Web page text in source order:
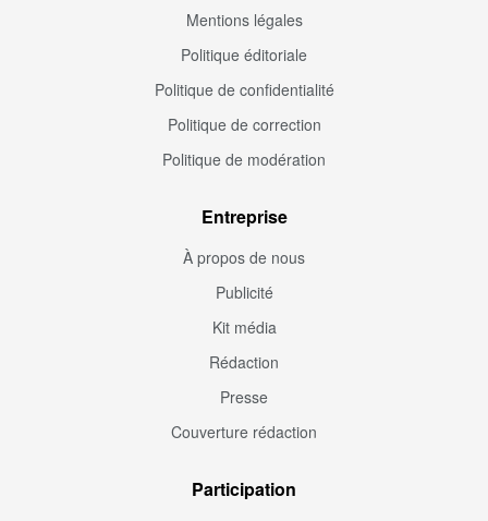
Mentions légales
Politique éditoriale
Politique de confidentialité
Politique de correction
Politique de modération
Entreprise
À propos de nous
Publicité
Kit média
Rédaction
Presse
Couverture rédaction
Participation